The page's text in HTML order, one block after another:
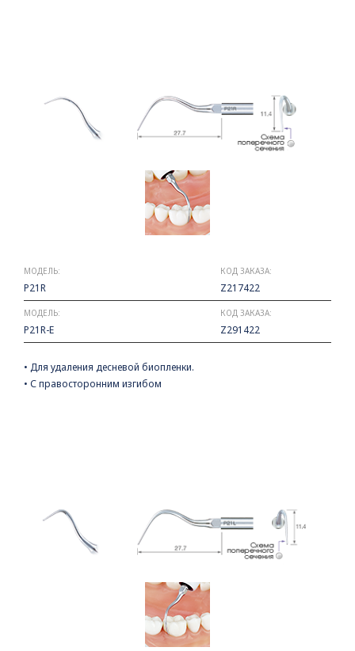
МОДЕЛЬ:
P21R
КОД ЗАКАЗА:
Z217422
МОДЕЛЬ:
P21R-E
КОД ЗАКАЗА:
Z291422
• Для удаления десневой биопленки.
• С правосторонним изгибом